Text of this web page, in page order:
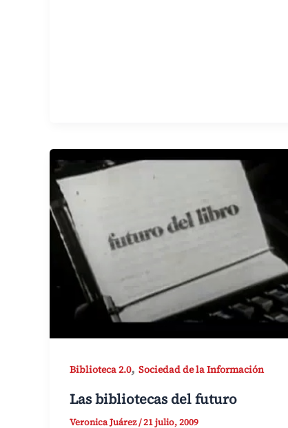
Biblioteca 2.0, Sociedad de la Información
Las bibliotecas del futuro
Veronica Juárez/21 julio, 2009